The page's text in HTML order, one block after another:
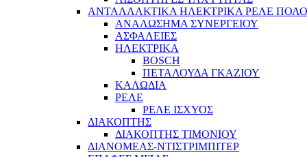
ΑΝΤΑΛΛΑΚΤΙΚΑ ΗΛΕΚΤΡΙΚΑ ΡΕΛΕ
ΑΝΑΛΩΣΗΜΑ ΣΥΝΕΡΓΕΙΟΥ
ΑΣΦΑΛΕΙΕΣ
ΗΛΕΚΤΡΙΚΑ
BOSCH
ΠΕΤΑΛΟΥΔΑ ΓΚΑΖΙΟΥ
ΚΑΛΩΔΙΑ
ΡΕΛΕ
ΡΕΛΕ ΙΣΧΥΟΣ
ΔΙΑΚΟΠΤΗΣ
ΔΙΑΚΟΠΤΗΣ ΤΙΜΟΝΙΟΥ
ΔΙΑΝΟΜΕΑΣ-ΝΤΙΣΤΡΙΜΠΙΤΕΡ